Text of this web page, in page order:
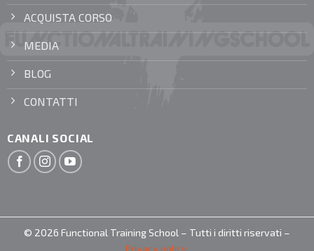
ACQUISTA CORSO
MEDIA
BLOG
CONTATTI
CANALI SOCIAL
© 2026 Functional Training School – Tutti i diritti riservati –
Privacy policy